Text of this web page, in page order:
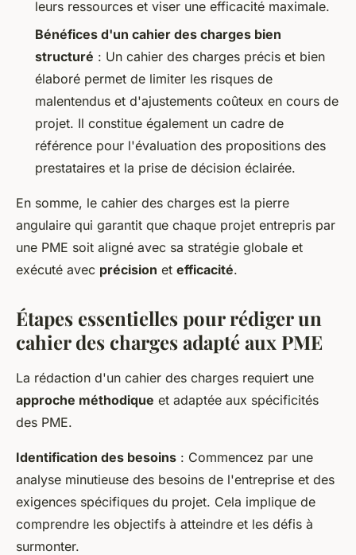
leurs ressources et viser une efficacité maximale.
Bénéfices d'un cahier des charges bien
structuré : Un cahier des charges précis et bien
élaboré permet de limiter les risques de
malentendus et d'ajustements coûteux en cours de
projet. Il constitue également un cadre de
référence pour l'évaluation des propositions des
prestataires et la prise de décision éclairée.
En somme, le cahier des charges est la pierre
angulaire qui garantit que chaque projet entrepris par
une PME soit aligné avec sa stratégie globale et
exécuté avec précision et efficacité.
Étapes essentielles pour rédiger un
cahier des charges adapté aux PME
La rédaction d'un cahier des charges requiert une
approche méthodique et adaptée aux spécificités
des PME.
Identification des besoins : Commencez par une
analyse minutieuse des besoins de l'entreprise et des
exigences spécifiques du projet. Cela implique de
comprendre les objectifs à atteindre et les défis à
surmonter.